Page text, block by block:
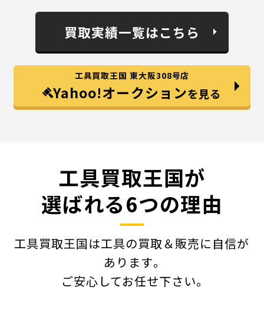
買取実績一覧はこちら
工具買取王国 東大阪308号店
Yahoo!オークションを見る
工具買取王国が
選ばれる6つの理由
工具買取王国は工具の買取＆販売に自信が
あります｡
ご安心してお任せ下さい｡